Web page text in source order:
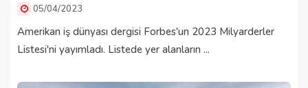
05/04/2023
Amerikan iş dünyası dergisi Forbes'un 2023 Milyarderler
Listesi'ni yayımladı. Listede yer alanların ...